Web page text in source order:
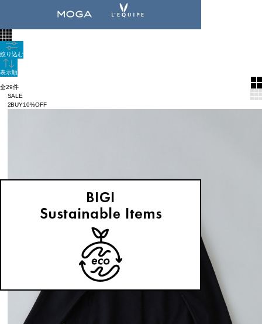
絞り込む
表示順
全29件
SALE
2BUY10%OFF